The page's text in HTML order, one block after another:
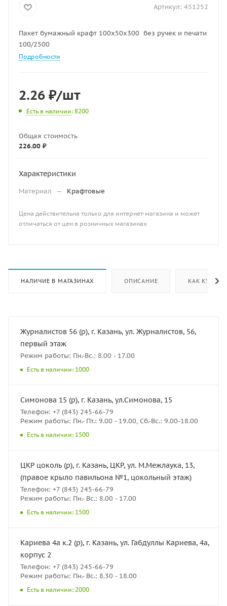
Артикул: 451252
Пакет бумажный крафт 100х50х300 без ручек и печати
100/2500
Подробности
2.26 ₽/шт
Есть в наличии: 8200
Общая стоимость
226.00 ₽
Характеристики
Материал — Крафтовые
Цена действительна только для интернет-магазина и может
отличаться от цен в розничных магазинах
НАЛИЧИЕ В МАГАЗИНАХ ОПИСАНИЕ КАК КУПИТЬ
Журналистов 56 (р), г. Казань, ул. Журналистов, 56,
первый этаж
Режим работы: Пн.-Вс.: 8.00 - 17.00
Есть в наличии: 1000
Симонова 15 (р), г. Казань, ул.Симонова, 15
Телефон: +7 (843) 245-66-79
Режим работы: Пн.- Пт.: 9.00 - 19.00, Сб.-Вс.: 9.00-18.00
Есть в наличии: 1500
ЦКР цоколь (р), г. Казань, ЦКР, ул. М.Межлаука, 13,
(правое крыло павильона №1, цокольный этаж)
Телефон: +7 (843) 245-66-79
Режим работы: Пн.- Вс.: 8.00 - 17.00
Есть в наличии: 1500
Кариева 4а к.2 (р), г. Казань, ул. Габдуллы Кариева, 4а,
корпус 2
Телефон: +7 (843) 245-66-79
Режим работы: Пн.- Вс.: 8.30 - 18.00
Есть в наличии: 2000